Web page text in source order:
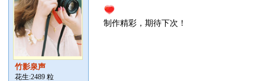
竹影泉声
花生:2489 粒
制作精彩，期待下次！